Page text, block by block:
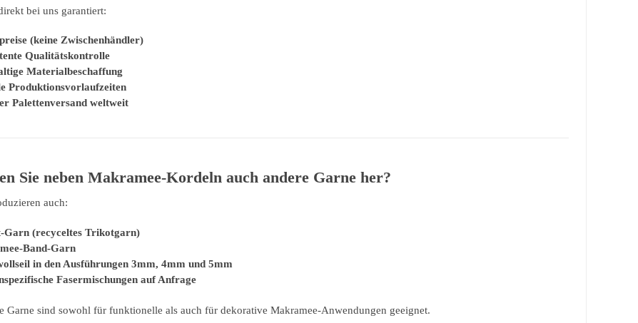
bei uns garantiert:
(keine Zwischenhändler)
Qualitätskontrolle
Materialbeschaffung
Produktionsvorlaufzeiten
Palettenversand weltweit
Sie neben Makramee-Kordeln auch andere Garne her?
auch:
Garn (recyceltes Trikotgarn)
Band-Garn
in den Ausführungen 3mm, 4mm und 5mm
Fasermischungen auf Anfrage
Garne sind sowohl für funktionelle als auch für dekorative Makramee-Anwendungen geeignet.